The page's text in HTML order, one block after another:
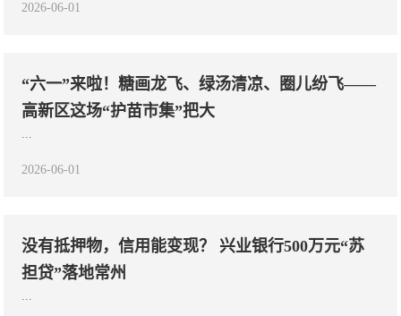
2026-06-01
“六一”来啦！糖画龙飞、绿汤清凉、圈儿纷飞——
高新区这场“护苗市集”把大
...
2026-06-01
没有抵押物，信用能变现？ 兴业银行500万元“苏
担贷”落地常州
...